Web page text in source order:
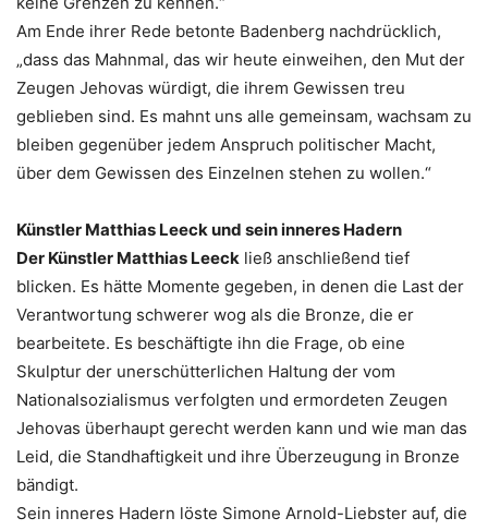
Am Ende ihrer Rede betonte Badenberg nachdrücklich,
„dass das Mahnmal, das wir heute einweihen, den Mut der
Zeugen Jehovas würdigt, die ihrem Gewissen treu
geblieben sind. Es mahnt uns alle gemeinsam, wachsam zu
bleiben gegenüber jedem Anspruch politischer Macht,
über dem Gewissen des Einzelnen stehen zu wollen.“
Künstler Matthias Leeck und sein inneres Hadern
Der Künstler Matthias Leeck ließ anschließend tief
blicken. Es hätte Momente gegeben, in denen die Last der
Verantwortung schwerer wog als die Bronze, die er
bearbeitete. Es beschäftigte ihn die Frage, ob eine
Skulptur der unerschütterlichen Haltung der vom
Nationalsozialismus verfolgten und ermordeten Zeugen
Jehovas überhaupt gerecht werden kann und wie man das
Leid, die Standhaftigkeit und ihre Überzeugung in Bronze
bändigt.
Sein inneres Hadern löste Simone Arnold-Liebster auf, die